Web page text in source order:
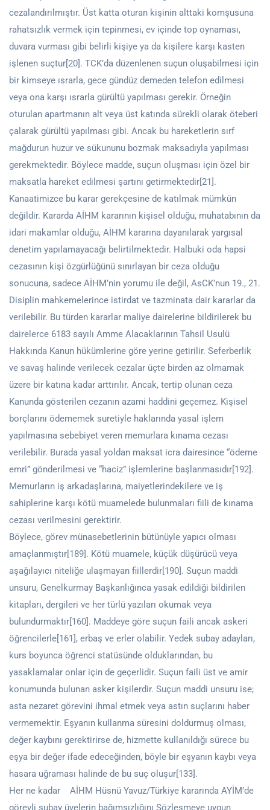
cezalandırılmıştır. Üst katta oturan kişinin alttaki komşusuna
rahatsızlık vermek için tepinmesi, ev içinde top oynaması,
duvara vurması gibi belirli kişiye ya da kişilere karşı kasten
işlenen suçtur[20]. TCK’da düzenlenen suçun oluşabilmesi için
bir kimseye ısrarla, gece gündüz demeden telefon edilmesi
veya ona karşı ısrarla gürültü yapılması gerekir. Örneğin
oturulan apartmanın alt veya üst katında sürekli olarak öteberi
çalarak gürültü yapılması gibi. Ancak bu hareketlerin sırf
mağdurun huzur ve sükununu bozmak maksadıyla yapılması
gerekmektedir. Böylece madde, suçun oluşması için özel bir
maksatla hareket edilmesi şartını getirmektedir[21].
Kanaatimizce bu karar gerekçesine de katılmak mümkün
değildir. Kararda AİHM kararının kişisel olduğu, muhatabının da
idari makamlar olduğu, AİHM kararına dayanılarak yargısal
denetim yapılamayacağı belirtilmektedir. Halbuki oda hapsi
cezasının kişi özgürlüğünü sınırlayan bir ceza olduğu
sonucuna, sadece AİHM’nin yorumu ile değil, AsCK’nun 19., 21.
Disiplin mahkemelerince istirdat ve tazminata dair kararlar da
verilebilir. Bu türden kararlar maliye dairelerine bildirilerek bu
dairelerce 6183 sayılı Amme Alacaklarının Tahsil Usulü
Hakkında Kanun hükümlerine göre yerine getirilir. Seferberlik
ve savaş halinde verilecek cezalar üçte birden az olmamak
üzere bir katına kadar arttırılır. Ancak, tertip olunan ceza
Kanunda gösterilen cezanın azami haddini geçemez. Kişisel
borçlarını ödememek suretiyle haklarında yasal işlem
yapılmasına sebebiyet veren memurlara kınama cezası
verilebilir. Burada yasal yoldan maksat icra dairesince “ödeme
emri” gönderilmesi ve “haciz” işlemlerine başlanmasıdır[192].
Memurların iş arkadaşlarına, maiyetlerindekilere ve iş
sahiplerine karşı kötü muamelede bulunmaları fiili de kına­ma
cezası verilmesini gerektirir.
Böylece, görev münasebetlerinin bütünüyle yapıcı olması
amaçlanmıştır[189]. Kötü muamele, küçük düşürücü veya
aşağılayıcı niteliğe ulaşmayan fiillerdir[190]. Suçun maddi
unsuru, Genelkurmay Başkanlığınca yasak edildiği bildirilen
kitapları, dergileri ve her türlü yazıları okumak veya
bulundurmaktır[160]. Maddeye göre suçun faili ancak askeri
öğrencilerle[161], erbaş ve erler olabilir. Yedek subay adayları,
kurs boyunca öğrenci statüsünde olduklarından, bu
yasaklamalar onlar için de geçerlidir. Suçun faili üst ve amir
konumunda bulunan asker kişilerdir. Suçun maddi unsuru ise;
asta nezaret görevini ihmal etmek veya astın suçlarını haber
vermemektir. Eşyanın kullanma süresini doldurmuş olması,
değer kaybını gerektirirse de, hizmette kullanıldığı sürece bu
eşya bir değer ifade edeceğinden, böyle bir eşyanın kaybı veya
hasara uğraması halinde de bu suç oluşur[133].
Her ne kadar AİHM Hüsnü Yavuz/Türkiye kararında AYİM’de
görevli subay üyelerin bağımsızlığını Sözleşmeye uygun